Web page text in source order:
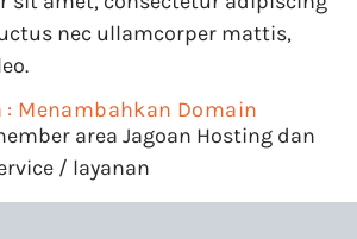
nec ullamcorper mattis,
: Menambahkan Domain
area Jagoan Hosting dan
/ layanan